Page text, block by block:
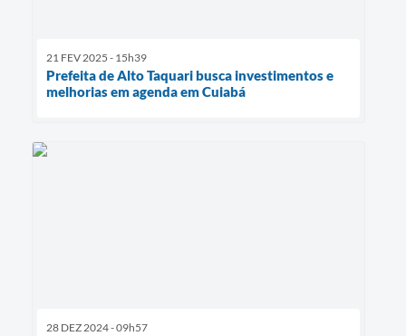
21 FEV 2025 - 15h39
Prefeita de Alto Taquari busca investimentos e
melhorias em agenda em Cuiabá
28 DEZ 2024 - 09h57